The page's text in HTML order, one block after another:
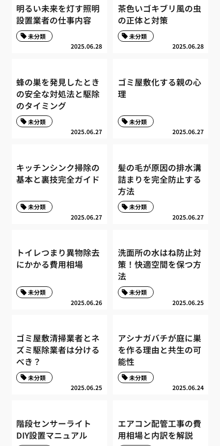
明るい未来を灯す照明
設置業者の仕事内容
2025.06.28
未分類
茶色いゴキブリ風の虫
の正体と対策
2025.06.28
未分類
蜂の巣を発見したとき
の安全な対処法と駆除
のタイミング
2025.06.27
未分類
ゴミ屋敷化する親の心
理
2025.06.27
未分類
キッチンシンク掃除の
基本と裏技完全ガイド
2025.06.27
未分類
髪の毛が原因の排水溝
詰まりを完全防止する
方法
2025.06.27
未分類
トイレつまり異物除去
にかかる費用相場
2025.06.26
未分類
洗面所の水はね防止対
策！快適空間を保つ方
法
2025.06.25
未分類
ゴミ屋敷清掃業者とネ
ズミ駆除業者は分ける
べき？
2025.06.25
未分類
アシナガバチが庭に巣
を作る理由と共生の可
能性
2025.06.24
未分類
階段センサーライト
DIY設置マニュアル
エアコン配管工事の費
用相場と内訳を解説